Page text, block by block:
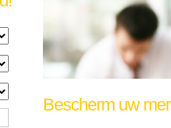
Bescherm uw